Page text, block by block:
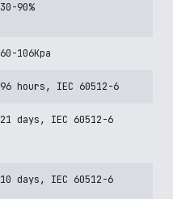
30-90%
60-106Kpa
96 hours, IEC 60512-6
21 days, IEC 60512-6
10 days, IEC 60512-6